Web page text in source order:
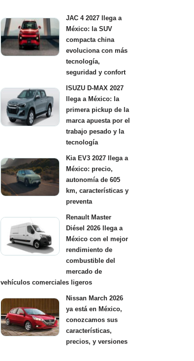
JAC 4 2027 llega a
México: la SUV
compacta china
evoluciona con más
tecnología,
seguridad y confort
ISUZU D-MAX 2027
llega a México: la
primera pickup de la
marca apuesta por el
trabajo pesado y la
tecnología
Kia EV3 2027 llega a
México: precio,
autonomía de 605
km, características y
preventa
Renault Master
Diésel 2026 llega a
México con el mejor
rendimiento de
combustible del
mercado de
vehículos comerciales ligeros
Nissan March 2026
ya está en México,
conozcamos sus
características,
precios, y versiones